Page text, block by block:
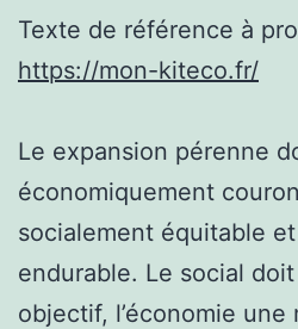
Texte de référence à
https://mon-kiteco.fr/
Le expansion pérenne
économiquement
socialement équitable
endurable. Le social
objectif, l’économie